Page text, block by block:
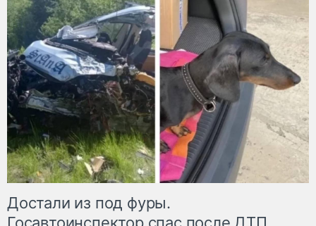
Достали из под фуры.